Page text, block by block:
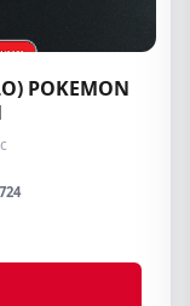
POKEMON